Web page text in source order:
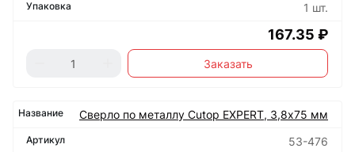
1 шт.
167.35 ₽
Заказать
Сверло по металлу Cutop EXPERT, 3,8х75 мм
53-476